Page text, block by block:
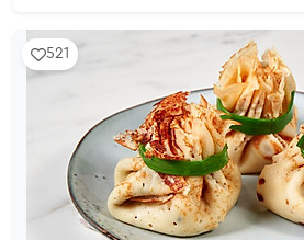
521